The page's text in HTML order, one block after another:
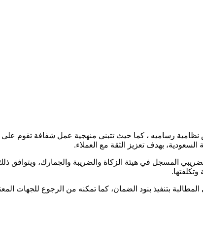
رساميه ، كما حيث تتبنى منهجية عمل شفافة تقوم على
السعودية، بهدف تعزيز الثقة مع العملاء.
المسجل في هيئة الزكاة والضريبة والجمارك، ويتوافق
.
المطالبة بتنفيذ بنود الضمان، كما تمكنه من الرجوع